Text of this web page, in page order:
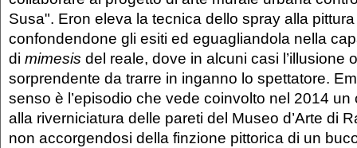
Susa". Eron eleva la tecnica dello spray alla
confondendone gli esiti ed eguagliandola nella
di mimesis del reale, dove in alcuni casi l’illusione
sorprendente da trarre in inganno lo spettatore.
senso è l’episodio che vede coinvolto nel 2014
alla riverniciatura delle pareti del Museo d’Arte di
non accorgendosi della finzione pittorica di un